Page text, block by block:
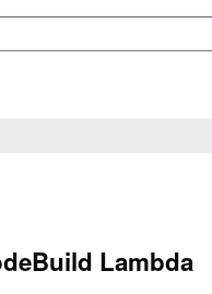
Lambda